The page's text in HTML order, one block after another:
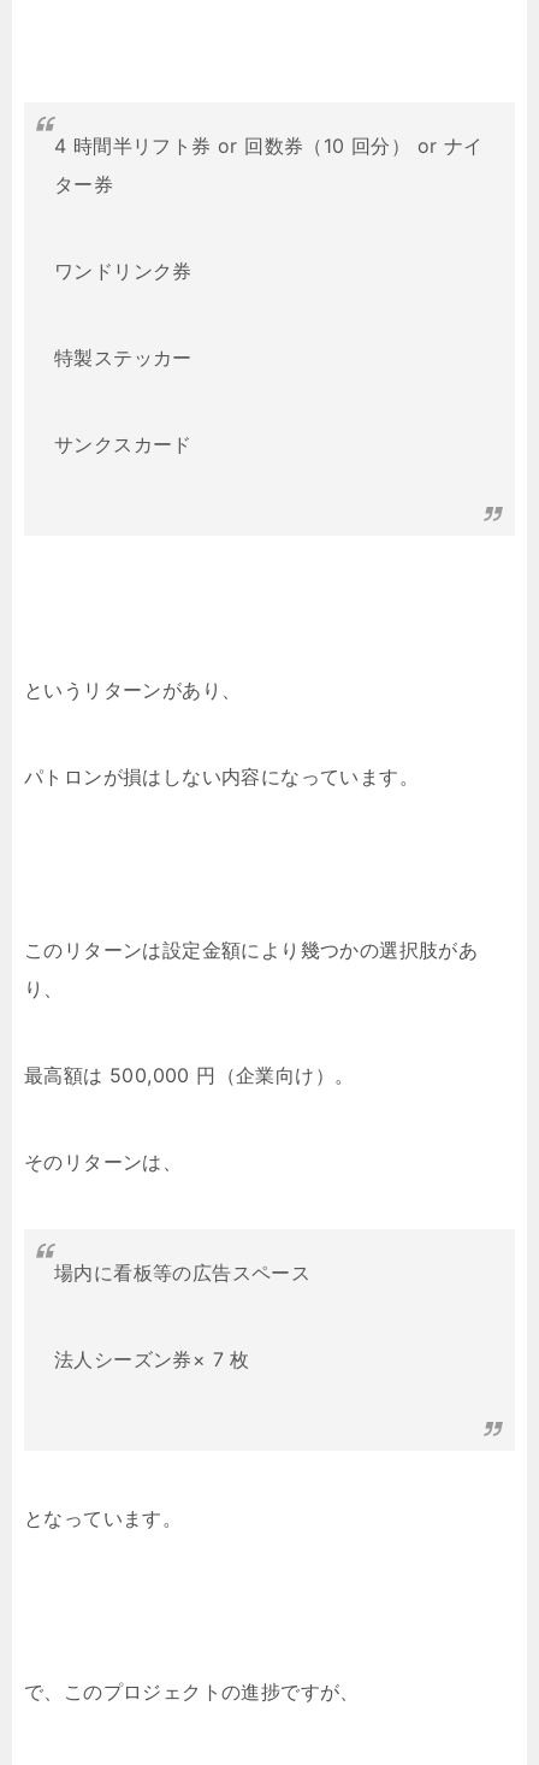
4 時間半リフト券 or 回数券（10 回分） or ナイ
ター券
ワンドリンク券
特製ステッカー
サンクスカード
というリターンがあり、
パトロンが損はしない内容になっています。
このリターンは設定金額により幾つかの選択肢があ
り、
最高額は 500,000 円（企業向け）。
そのリターンは、
場内に看板等の広告スペース
法人シーズン券× 7 枚
となっています。
で、このプロジェクトの進捗ですが、